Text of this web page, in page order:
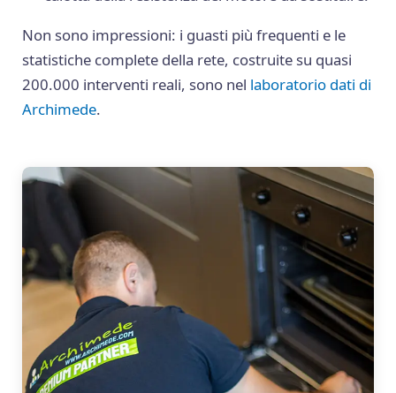
Non sono impressioni: i guasti più frequenti e le
statistiche complete della rete, costruite su quasi
200.000 interventi reali, sono nel laboratorio dati di
Archimede.